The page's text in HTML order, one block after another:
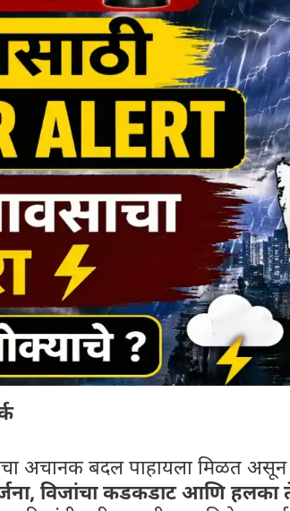
अचानक बदल पाहायला मिळत असून
विजांचा कडकडाट आणि हलका